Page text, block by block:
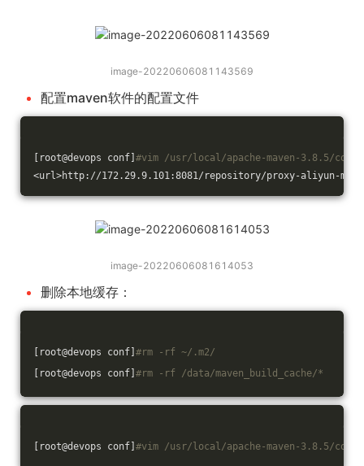
image-20220606081143569
配置maven软件的配置文件
[root@devops conf] #vim /usr/local/apache-maven-3.8.5/
<url>http://172.29.9.101:8081/repository/proxy-aliyun-
image-20220606081614053
删除本地缓存：
[root@devops conf] #rm -rf ~/.m2/
[root@devops conf] #rm -rf /data/maven_build_cache/*
[root@devops conf] #vim /usr/local/apache-maven-3.8.5/